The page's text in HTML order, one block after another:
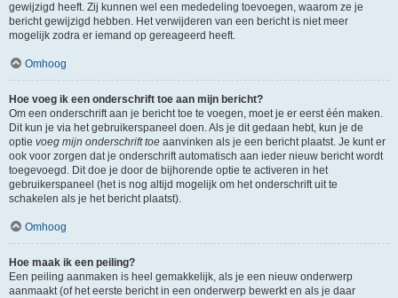
gewijzigd heeft. Zij kunnen wel een mededeling toevoegen, waarom ze je
bericht gewijzigd hebben. Het verwijderen van een bericht is niet meer
mogelijk zodra er iemand op gereageerd heeft.
Omhoog
Hoe voeg ik een onderschrift toe aan mijn bericht?
Om een onderschrift aan je bericht toe te voegen, moet je er eerst één maken.
Dit kun je via het gebruikerspaneel doen. Als je dit gedaan hebt, kun je de
optie voeg mijn onderschrift toe aanvinken als je een bericht plaatst. Je kunt er
ook voor zorgen dat je onderschrift automatisch aan ieder nieuw bericht wordt
toegevoegd. Dit doe je door de bijhorende optie te activeren in het
gebruikerspaneel (het is nog altijd mogelijk om het onderschrift uit te
schakelen als je het bericht plaatst).
Omhoog
Hoe maak ik een peiling?
Een peiling aanmaken is heel gemakkelijk, als je een nieuw onderwerp
aanmaakt (of het eerste bericht in een onderwerp bewerkt en als je daar